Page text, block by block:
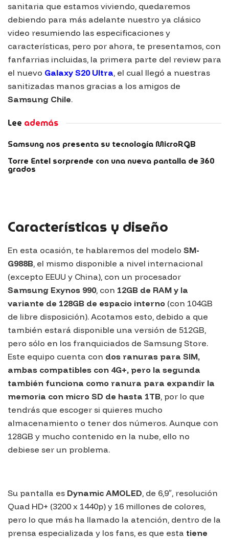
sanitaria que estamos viviendo, quedaremos
debiendo para más adelante nuestro ya clásico
video resumiendo las especificaciones y
características, pero por ahora, te presentamos, con
fanfarrias incluidas, la primera parte del review para
el nuevo Galaxy S20 Ultra, el cual llegó a nuestras
sanitizadas manos gracias a los amigos de
Samsung Chile.
Lee además
Samsung nos presenta su tecnología MicroRGB
Torre Entel sorprende con una nueva pantalla de 360
grados
Características y diseño
En esta ocasión, te hablaremos del modelo SM-
G988B, el mismo disponible a nivel internacional
(excepto EEUU y China), con un procesador
Samsung Exynos 990, con 12GB de RAM y la
variante de 128GB de espacio interno (con 104GB
de libre disposición). Acotamos esto, debido a que
también estará disponible una versión de 512GB,
pero sólo en los franquiciados de Samsung Store.
Este equipo cuenta con dos ranuras para SIM,
ambas compatibles con 4G+, pero la segunda
también funciona como ranura para expandir la
memoria con micro SD de hasta 1TB, por lo que
tendrás que escoger si quieres mucho
almacenamiento o tener dos números. Aunque con
128GB y mucho contenido en la nube, ello no
debiese ser un problema.
Su pantalla es Dynamic AMOLED, de 6,9″, resolución
Quad HD+ (3200 x 1440p) y 16 millones de colores,
pero lo que más ha llamado la atención, dentro de la
prensa especializada y los fans, es que esta tiene